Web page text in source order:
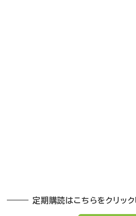
定期購読はこちらをクリック